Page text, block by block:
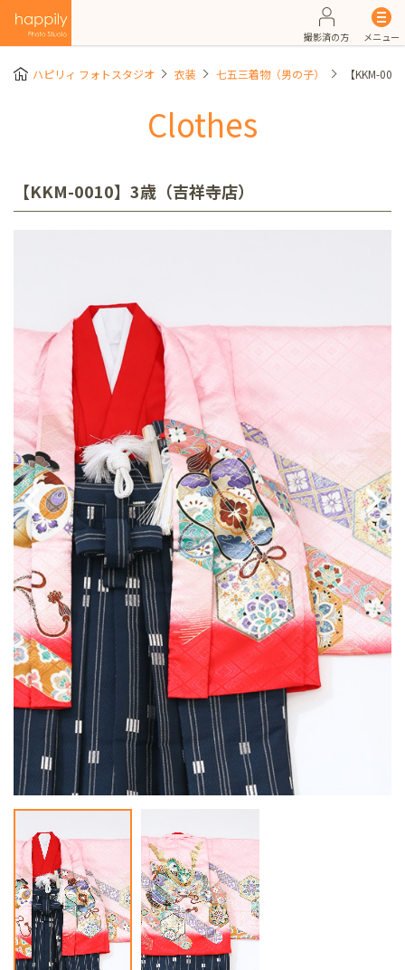
撮影済の方 メニュー
ハピリィ フォトスタジオ 衣装 七五三着物（男の子） 【KKM-
Clothes
【KKM-0010】3歳（吉祥寺店）